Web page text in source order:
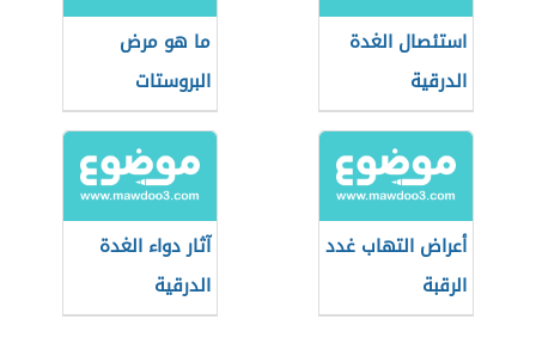
استئصال الغدة
الدرقية
ما هو مرض
البروستات
أعراض التهاب غدد
الرقبة
آثار دواء الغدة
الدرقية